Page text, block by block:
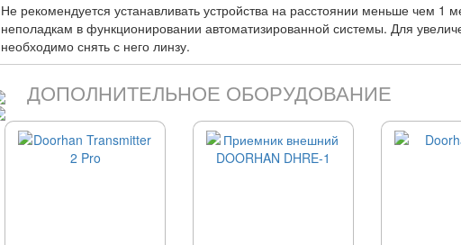
Не рекомендуется устанавливать устройства на расстоянии меньше чем 1
неполадкам в функционировании автоматизированной системы. Для
необходимо снять с него линзу.
ДОПОЛНИТЕЛЬНОЕ ОБОРУДОВАНИЕ